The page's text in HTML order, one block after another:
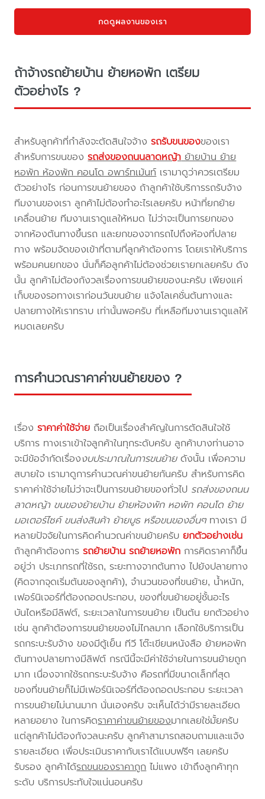
กดดูผลงานของเรา
ถ้าจ้างรถย้ายบ้าน ย้ายหอพัก เตรียม
ตัวอย่างไร ?
สำหรับลูกค้าที่กำลังจะตัดสินใจจ้างรถรับขนของของเรา
สำหรับการขนของรถส่งของถนนลาดหญ้าย้ายบ้าน ย้าย
หอพัก ห้องพัก คอนโด อพาร์ทเม้นท์เรามาดูว่าควรเตรียม
ตัวอย่างไร ก่อนการขนย้ายของ ถ้าลูกค้าใช้บริการรถรับจ้าง
ทีมงานของเรา ลูกค้าไม่ต้องทำอะไรเลยครับ หน้าที่ยกย้าย
เคลื่อนย้าย ทีมงานเราดูแลให้หมด ไม่ว่าจะเป็นการยกของ
จากห้องต้นทางขึ้นรถ และยกของจากรถไปถึงห้องที่ปลาย
ทาง พร้อมจัดของเข้าที่ตามที่ลูกค้าต้องการ โดยเราให้บริการ
พร้อมคนยกของ นั่นก็คือลูกค้าไม่ต้องช่วยเรายกเลยครับ ดัง
นั้น ลูกค้าไม่ต้องกังวลเรื่องการขนย้ายของนะครับ เพียงแค่
เก็บของรอทางเราก่อนวันขนย้าย แจ้งโลเคชั่นต้นทางและ
ปลายทางให้เราทราบ เท่านั้นพอครับ ที่เหลือทีมงานเราดูแลให้
หมดเลยครับ
การคำนวณราคาค่าขนย้ายของ ?
เรื่องราคาค่าใช้จ่าย ถือเป็นเรื่องสำคัญในการตัดสินใจใช้
บริการ ทางเราเข้าใจลูกค้าในทุกระดับครับ ลูกค้าบางท่านอาจ
จะมีข้อจำกัดเรื่องงบประมาณในการขนย้ายดังนั้น เพื่อความ
สบายใจ เรามาดูการคำนวณค่าขนย้ายกันครับ สำหรับการคิด
ราคาค่าใช้จ่ายไม่ว่าจะเป็นการขนย้ายของทั่วไป รถส่งของถนน
ลาดหญ้า ขนของย้ายบ้าน ย้ายห้องพัก หอพัก คอนโด ย้าย
มอเตอร์ไซค์ ขนส่งสินค้า ย้ายบูธ หรือขนของอื่นๆทางเรา มี
หลายปัจจัยในการคิดคำนวณค่าขนย้ายครับยกตัวอย่างเช่น
ถ้าลูกค้าต้องการรถย้ายบ้าน รถย้ายหอพัก การคิดราคาก็ขึ้น
อยู่ว่า ประเภทรถที่ใช้รถ, ระยะทางจากต้นทาง ไปยังปลายทาง
(คิดจากจุดเริ่มต้นของลูกค้า), จำนวนของที่ขนย้าย, น้ำหนัก,
เฟอร์นิเจอร์ที่ต้องถอดประกอบ, ของที่ขนย้ายอยู่ชั้นอะไร
บันไดหรือมีลิฟต์, ระยะเวลาในการขนย้าย เป็นต้น ยกตัวอย่าง
เช่น ลูกค้าต้องการขนย้ายของไม่ไกลมาก เลือกใช้บริการเป็น
รถกระบะรับจ้าง ของมีตู้เย็น ทีวี โต๊ะเขียนหนังสือ ย้ายหอพัก
ต้นทางปลายทางมีลิฟต์ กรณีนี้จะมีค่าใช้จ่ายในการขนย้ายถูก
มาก เนื่องจากใช้รถกระบะรับจ้าง คือรถที่มีขนาดเล็กที่สุด
ของที่ขนย้ายก็ไม่มีเฟอร์นิเจอร์ที่ต้องถอดประกอบ ระยะเวลา
การขนย้ายไม่นานมาก นั่นเองครับ จะเห็นได้ว่ามีรายละเอียด
หลายอยาง ในการคิดราคาค่าขนย้ายของมากเลยใช่มั้ยครับ
แต่ลูกค้าไม่ต้องกังวลนะครับ ลูกค้าสามารถสอบถามและแจ้ง
รายละเอียด เพื่อประเมินราคากับเราได้แบบฟรีๆ เลยครับ
รับรอง ลูกค้าได้รถขนของราคาถูกไม่แพง เข้าถึงลูกค้าทุก
ระดับ บริการประทับใจแน่นอนครับ